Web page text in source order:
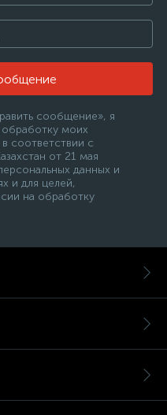
сообщение», я
моих
соответствии с
от 21 мая
данных и
и для целей,
на обработку